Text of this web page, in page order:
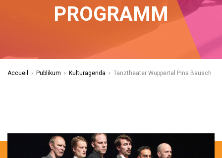
PROGRAMM
Accueil › Publikum › Kulturagenda › Tanztheater Wuppertal Pina Bausch